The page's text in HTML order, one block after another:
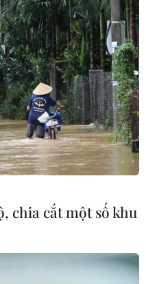
chia cắt một số khu